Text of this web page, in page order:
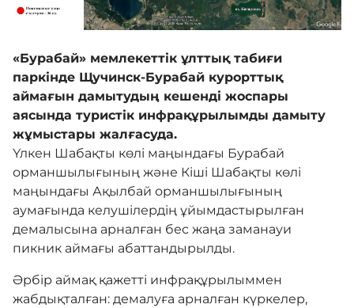
Өртке қарсы үгіт
Байланыс
Табыс пен мүлік туралы декларация
Адалдық алаңы
арналған нұсқа
«Бурабай» мемлекеттік ұлттық табиғи
паркінде Щучинск-Бурабай курорттық
аймағын дамытудың кешенді жоспары
аясында туристік инфрақұрылымды дамыту
жұмыстары жалғасуда.
Үлкен Шабақты көлі маңындағы Бурабай
орманшылығының және Кіші Шабақты көлі
маңындағы Ақылбай орманшылығының
аумағында келушілердің ұйымдастырылған
демалысына арналған бес жаңа заманауи
пикник аймағы абаттандырылды.
Әрбір аймақ қажетті инфрақұрылыммен
жабдықталған: демалуға арналған күркелер,